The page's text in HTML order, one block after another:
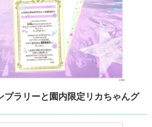
プラリーと園内限定リカちゃんグ